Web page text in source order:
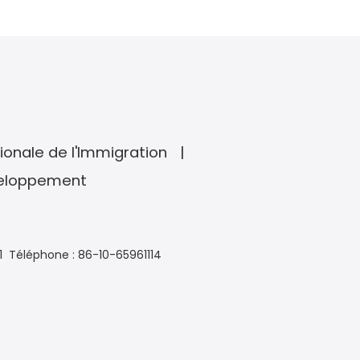
de l'Immigration
Téléphone : 86-10-65961114